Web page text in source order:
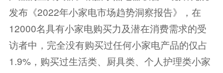
发布《2022年小家电市场趋势洞察报告》，在
12000名具有小家电购买力及潜在消费需求的受
访者中，完全没有购买过任何小家电产品的仅占
1.9%，购买过生活类、厨具类、个人护理类小家